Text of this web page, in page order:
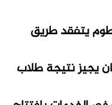
يتفقد طريق
يجيز نتيجة طلاب